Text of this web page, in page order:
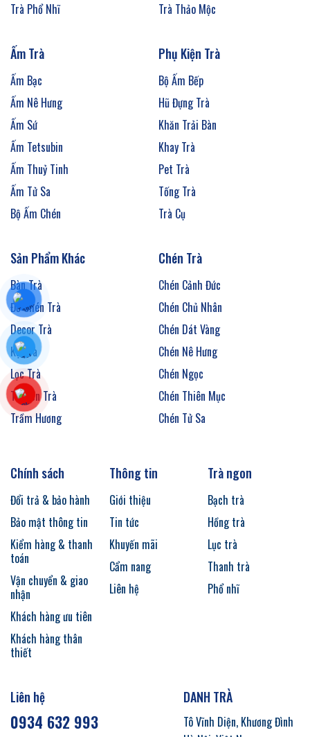
Trà Phổ Nhĩ
Trà Thảo Mộc
Ấm Trà
Ấm Bạc
Ấm Nê Hưng
Ấm Sứ
Ấm Tetsubin
Ấm Thuỷ Tinh
Ấm Tử Sa
Bộ Ấm Chén
Phụ Kiện Trà
Bộ Ấm Bếp
Hũ Đựng Trà
Khăn Trải Bàn
Khay Trà
Pet Trà
Tống Trà
Trà Cụ
Sản Phẩm Khác
Bàn Trà
Đế Chén Trà
Decor Trà
Kệ Trà
Lọc Trà
Thuyền Trà
Trầm Hương
Chén Trà
Chén Cảnh Đức
Chén Chủ Nhân
Chén Dát Vàng
Chén Nê Hưng
Chén Ngọc
Chén Thiên Mục
Chén Tử Sa
Chính sách
Đổi trả & bảo hành
Bảo mật thông tin
Kiểm hàng & thanh
toán
Vận chuyển & giao
nhận
Khách hàng ưu tiên
Khách hàng thân
thiết
Thông tin
Giới thiệu
Tin tức
Khuyến mãi
Cẩm nang
Liên hệ
Trà ngon
Bạch trà
Hồng trà
Lục trà
Thanh trà
Phổ nhĩ
Liên hệ
0934 632 993
DANH TRÀ
Tô Vĩnh Diện, Khương Đình